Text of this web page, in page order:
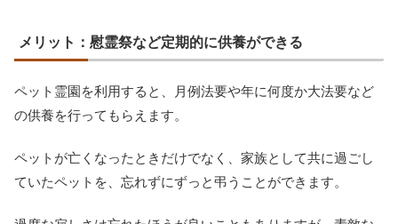
メリット：慰霊祭など定期的に供養ができる
ペット霊園を利用すると、月例法要や年に何度か大法要など
の供養を行ってもらえます。
ペットが亡くなったときだけでなく、家族として共に過ごし
ていたペットを、忘れずにずっと弔うことができます。